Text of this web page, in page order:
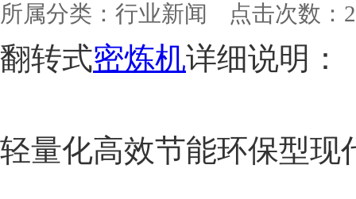
所属分类： 行业新闻 点击次数：
翻转式密炼机详细说明：
轻量化高效节能环保型现